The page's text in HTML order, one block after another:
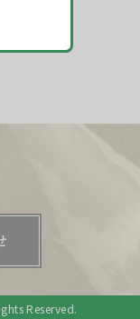
Reserved.